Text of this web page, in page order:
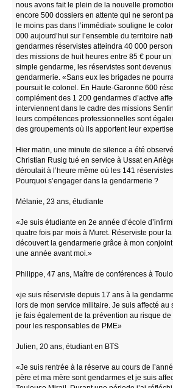
nous avons fait le plein de la nouvelle
encore 500 dossiers en attente qui ne seront
le moins pas dans l’immédiat» souligne le
000 aujourd’hui sur l’ensemble du territoire
gendarmes réservistes atteindra 40 000
des missions de huit heures entre 85 € pour
simple gendarme, les réservistes sont
gendarmerie. «Sans eux les brigades ne
poursuit le colonel. En Haute-Garonne 600
complément des 1 200 gendarmes d’active
interviennent dans le cadre des missions
leurs compétences professionnelles sont
des groupements où ils apportent leur
Hier matin, une minute de silence a été
Christian Rusig tué en service à Ussat en
déroulait à l’heure même où les 141
Pourquoi s’engager dans la gendarmerie ?
Mélanie, 23 ans, étudiante
«Je suis étudiante en 2e année d’école
quatre fois par mois à Muret. Réserviste pour
découvert la gendarmerie grâce à mon
une année avant moi.»
Philippe, 47 ans, Maître de conférences à
«je suis réserviste depuis 17 ans à la
lors de mon service militaire. Je suis affecté au
je fais également de la prévention au risque
pour les responsables de PME»
Julien, 20 ans, étudiant en BTS
«Je suis rentrée à la réserve au cours de
père et ma mère sont gendarmes et je suis